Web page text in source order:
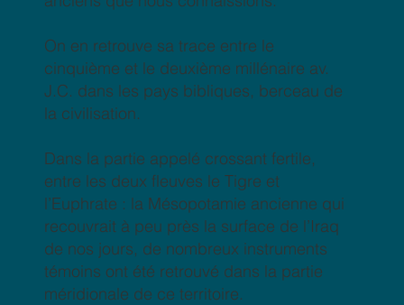
On en retrouve sa trace entre le
cinquième et le deuxième millénaire av.
J.C. dans les pays bibliques, berceau de
la civilisation.
Dans la partie appelé crossant fertile,
entre les deux fleuves le Tigre et
l’Euphrate : la Mésopotamie ancienne qui
recouvrait à peu près la surface de l’Iraq
de nos jours, de nombreux instruments
témoins ont été retrouvé dans la partie
méridionale de ce territoire.